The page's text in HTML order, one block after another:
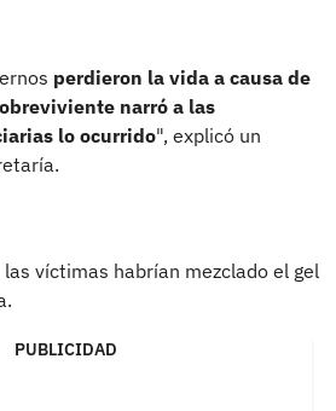
perdieron la vida a causa de
narró a las
lo ocurrido", explicó un
víctimas habrían mezclado el gel
PUBLICIDAD